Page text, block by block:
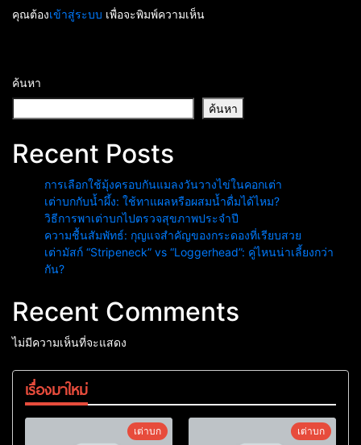
คุณต้องเข้าสู่ระบบ เพื่อจะพิมพ์ความเห็น
ค้นหา
ค้นหา
Recent Posts
การเลือกใช้มุ้งครอบกันแมลงวันวางไข่ในคอกเต่า
เต่าบกกับน้ำผึ้ง: ใช้ทาแผลหรือผสมน้ำดื่มได้ไหม?
วิธีการพาเต่าบกไปตรวจสุขภาพประจำปี
ความชื้นสัมพัทธ์: กุญแจสำคัญของกระดองที่เรียบสวย
เต่ามัสก์ “Stripeneck” vs “Loggerhead”: คู่ไหนน่าเลี้ยงกว่า
กัน?
Recent Comments
ไม่มีความเห็นที่จะแสดง
เรื่องมาใหม่
เต่าบก เต่าบก